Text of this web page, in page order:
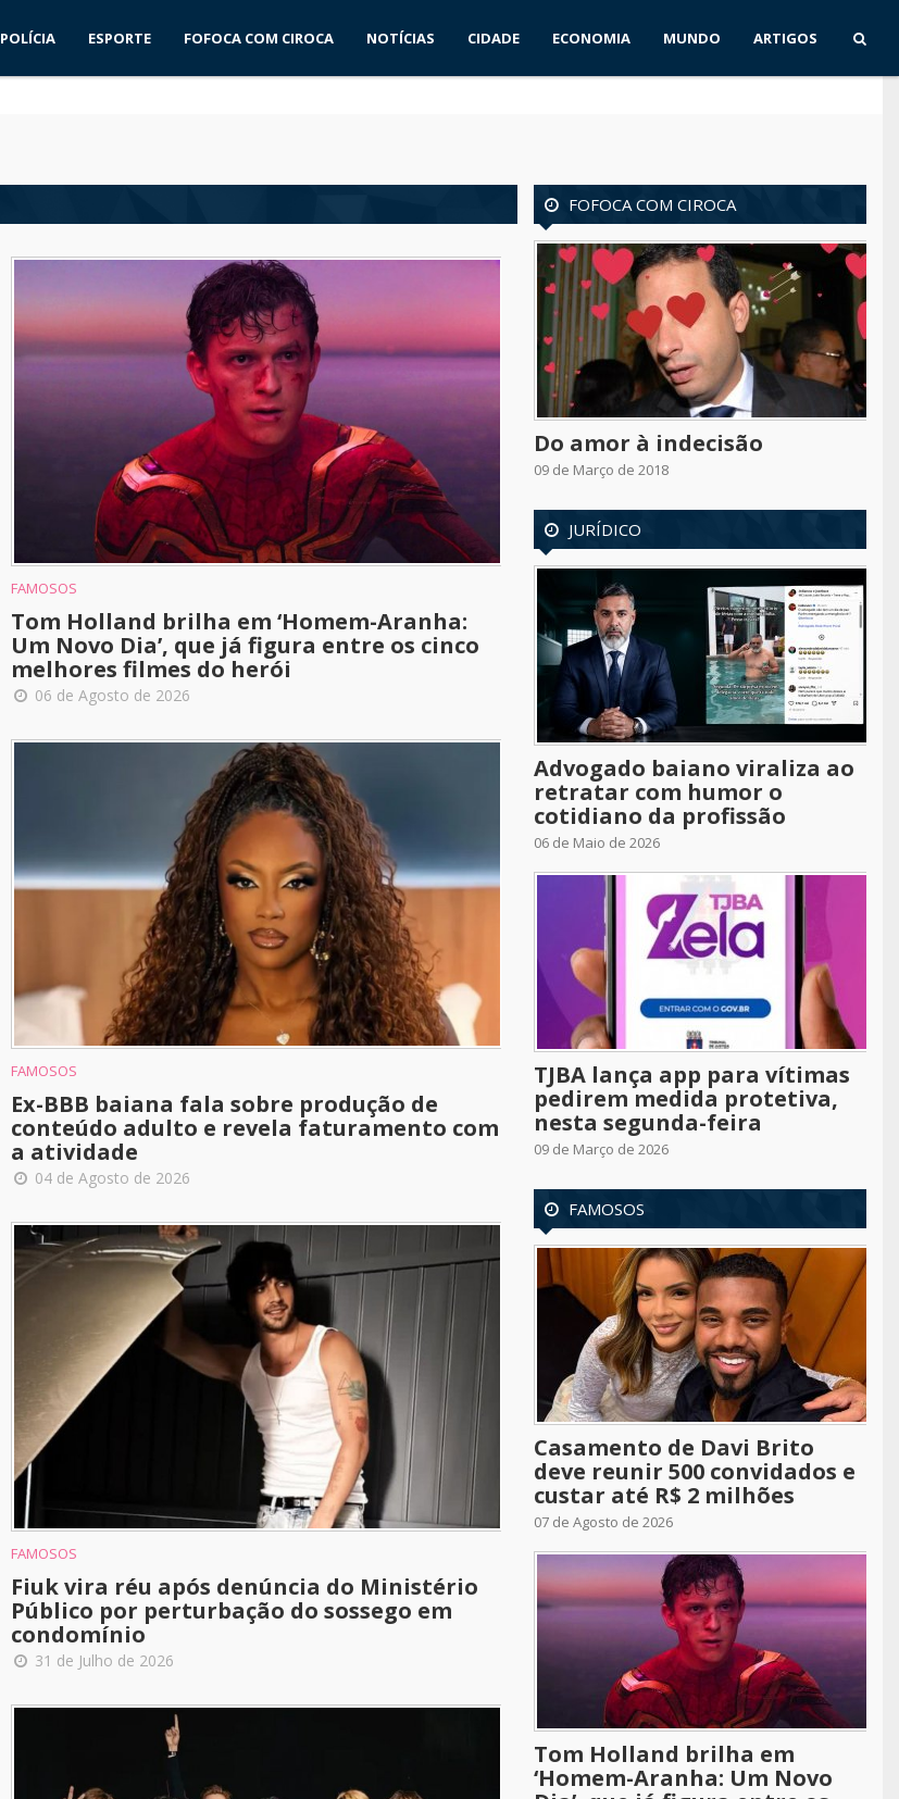
POLÍCIA ESPORTE FOFOCA COM CIROCA NOTÍCIAS CIDADE ECONOMIA MUNDO ARTIGOS
FAMOSOS
Tom Holland brilha em ‘Homem-Aranha:
Um Novo Dia’, que já figura entre os cinco
melhores filmes do herói
06 de Agosto de 2026
FAMOSOS
Ex-BBB baiana fala sobre produção de
conteúdo adulto e revela faturamento com
a atividade
04 de Agosto de 2026
FAMOSOS
Fiuk vira réu após denúncia do Ministério
Público por perturbação do sossego em
condomínio
31 de Julho de 2026
FOFOCA COM CIROCA
Do amor à indecisão
09 de Março de 2018
JURÍDICO
Advogado baiano viraliza ao
retratar com humor o
cotidiano da profissão
06 de Maio de 2026
TJBA lança app para vítimas
pedirem medida protetiva,
nesta segunda-feira
09 de Março de 2026
FAMOSOS
Casamento de Davi Brito
deve reunir 500 convidados e
custar até R$ 2 milhões
07 de Agosto de 2026
Tom Holland brilha em
‘Homem-Aranha: Um Novo